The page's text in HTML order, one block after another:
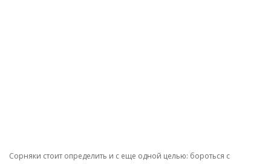
Сорняки стоит определить и с еще одной целью: бороться с